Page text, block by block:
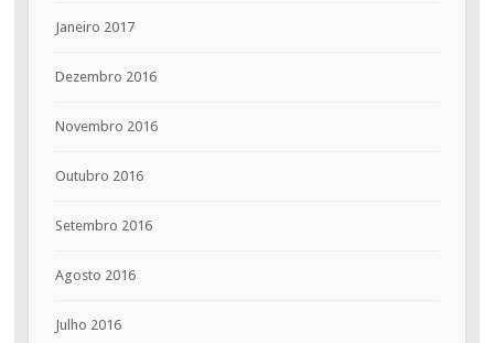
Janeiro 2017
Dezembro 2016
Novembro 2016
Outubro 2016
Setembro 2016
Agosto 2016
Julho 2016